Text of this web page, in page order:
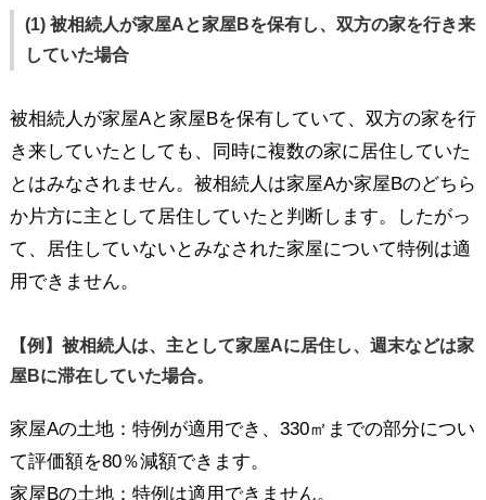
(1) 被相続人が家屋Aと家屋Bを保有し、双方の家を行き来
していた場合
被相続人が家屋Aと家屋Bを保有していて、双方の家を行
き来していたとしても、同時に複数の家に居住していた
とはみなされません。被相続人は家屋Aか家屋Bのどちら
か片方に主として居住していたと判断します。したがっ
て、居住していないとみなされた家屋について特例は適
用できません。
【例】被相続人は、主として家屋Aに居住し、週末などは家
屋Bに滞在していた場合。
家屋Aの土地：特例が適用でき、330㎡までの部分につい
て評価額を80％減額できます。
家屋Bの土地：特例は適用できません。